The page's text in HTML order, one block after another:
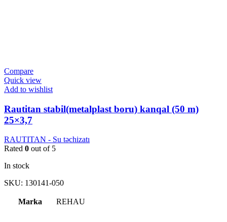
Compare
Quick view
Add to wishlist
Rautitan stabil(metalplast boru) kanqal (50 m)
25×3,7
RAUTITAN - Su təchizatı
Rated 0 out of 5
In stock
SKU: 130141-050
Marka REHAU